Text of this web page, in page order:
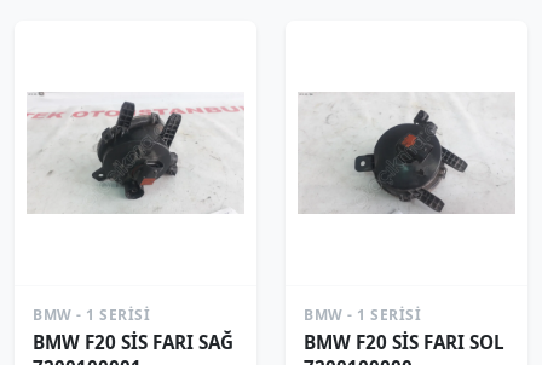
BMW - 1 SERISI
BMW F20 SİS FARI SAĞ
BMW - 1 SERISI
BMW F20 SİS FARI SOL